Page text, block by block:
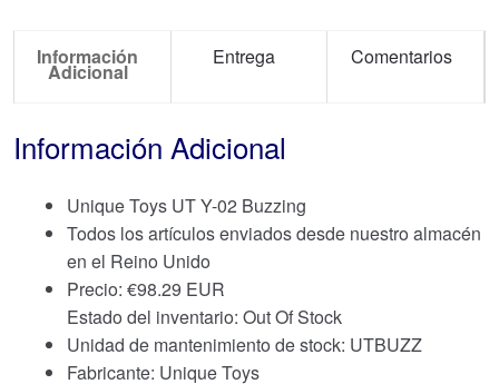
Información
Adicional
Entrega Comentarios
Información Adicional
Unique Toys UT Y-02 Buzzing
Todos los artículos enviados desde nuestro almacén
en el Reino Unido
Precio: €98.29 EUR
Estado del inventario: Out Of Stock
Unidad de mantenimiento de stock: UTBUZZ
Fabricante: Unique Toys